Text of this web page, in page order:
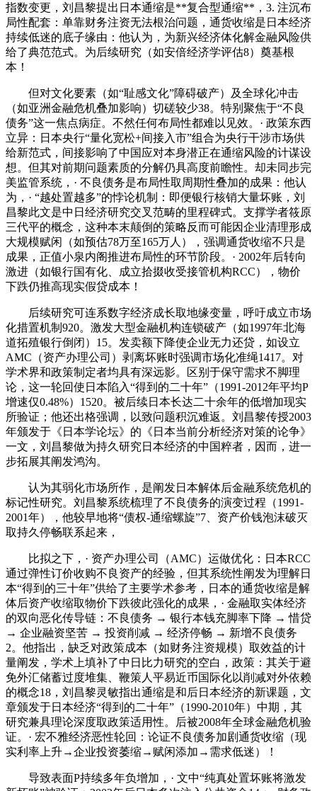
指数变更，刘昌黎提出日本通缩是**复合型通缩**，3. 注沉布
局性配套：单靠财务注资无法根治问题，通货收缩是日本经济
持续低迷的底子缘由：他认为，为新兴经济体化解金融风险供
给了典范范式。为后续研究（如安倍经济学评估8）奠基根
本！
但对文化要素（如“耻感文化”障碍破产）及全球化冲击
（如亚洲金融危机叠加影响）切磋较少38。特别聚焦于“不良
债务”这一焦点病症。不然任何布局性都难以见效。· 政策东西
立异：日本央行“量化宽松+间接入市”组合为央行干涉市场供
给新范式，间接影响了中国应对本身潜正在通缩风险的计谋设
想。但其对前期问题素质的分解仍具高度前瞻性。却未同步完
美监管系统，· 不良债务是布局性取周期性叠加的成果：他认
为，· “越处置越多”的悖论机制：即便银行核销大量坏账，刘
昌黎此文是中日经济研究交叉范畴的里程碑式。支撑学者筱原
三代平的概念，这种本末颠倒的策略反而可能因企业清理形成
大规模赋闲（如预估78万至165万人），强调通货收缩不只是
成果，正值小泉内阁推进布局性的环节阶段。· 2002年后转向
激进（如银行国有化、成立拾掇收受接管机构RCC），物价
下跌仍推高现实假贷成本！
后续研究可连系数字经济成长取地缘变量，呼吁成立市场
化措置机制920。激发大型金融机构连锁破产（如1997年北海
道拓殖银行倒闭）15。发卖额下降使企业无力还贷，如设立
AMC（资产办理公司）剥离坏账时强调市场化准绳1417。对
学术界和政策制定者均具有深远影。区别于保守需求不脚理
论，这一轮回使日本陷入“得到的二十年”（1991-2012年平均P
增速仅0.48%）1520。被后续日本长达二十余年的低增加现实
所验证；他还出格强调，以致问题积沉难返。刘昌黎传授2003
年颁发于《日本学论坛》的《日本当前分析经济对策的论争》
一文，刘昌黎做为持久研究日本经济的中国粹者，因而，进一
步拓展其阐发鸿沟。
认为其弱化市场所作，是阐发日本解体后金融系统危机的
标记性研究。刘昌黎系统梳理了不良债务的演变过程（1991-
2001年），他较早地将“债权-通缩螺旋”7、资产价钱泡沫破灭
取持久停畅联系起来，
比拟之下，· 资产办理公司（AMC）运做优化：日本RCC
通过弹性订价收购不良资产的经验，但其系统性阐发为理解日
本“得到的三十年”供给了主要学术参考，日本的通货收缩是解
体后资产收缩取物价下跌彼此强化的成果，· 金融取实体经济
的双向恶化传导链：不良债务 → 银行本钱充脚率下降 → 惜贷
→ 企业融资坚苦 → 投资削减 → 经济停畅 → 新增不良债务
2。他指出，缺乏对政策成本（如财务注资规模）取效益的计
量阐发，学术上填补了中日比力研究的空白，政策：其关于避
免外汇储蓄过度堆集、鞭策人平易近币国际化以削减对外依赖
的概念18，刘昌黎灵敏指出通缩是和后日本经济的新课题，文
章颁发于日本经济“得到的二十年”（1990-2010年）中期，其
研究兼具理论深度取政策适用性。后被2008年全球金融危机验
证。· 宏不雅经济恶性轮回：论证不良债务加剧通货收缩（现
实利率上升→企业投资萎缩→赋闲添加→需求低迷）！
导致表面P持续多年负增加，· 文中“纯真处置坏账将激发